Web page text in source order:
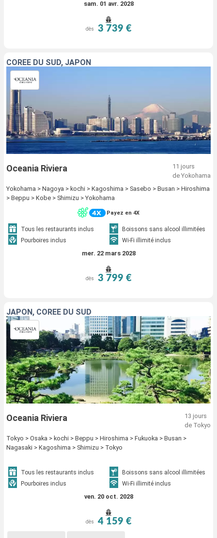
sam. 01 avr. 2028
dès 3 739 €
CORÉE DU SUD, JAPON
Oceania Riviera
11 jours
de Yokohama
Yokohama > Nagoya > kochi > Kagoshima > Sasebo > Busan > Hiroshima
> Beppu > Kobe > Shimizu > Yokohama
Payez en 4X
Tous les restaurants inclus
Boissons sans alcool illimitées
Pourboires inclus
Wi-Fi illimité inclus
mer. 22 mars 2028
dès 3 799 €
JAPON, CORÉE DU SUD
Oceania Riviera
13 jours
de Tokyo
Tokyo > Osaka > kochi > Beppu > Hiroshima > Fukuoka > Busan >
Nagasaki > Kagoshima > Shimizu > Tokyo
Tous les restaurants inclus
Boissons sans alcool illimitées
Pourboires inclus
Wi-Fi illimité inclus
ven. 20 oct. 2028
dès 4 159 €